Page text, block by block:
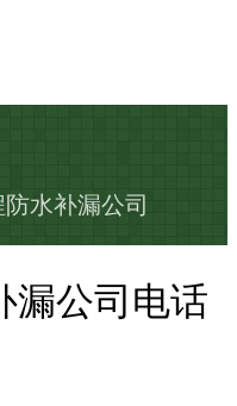
水补漏公司
漏公司电话